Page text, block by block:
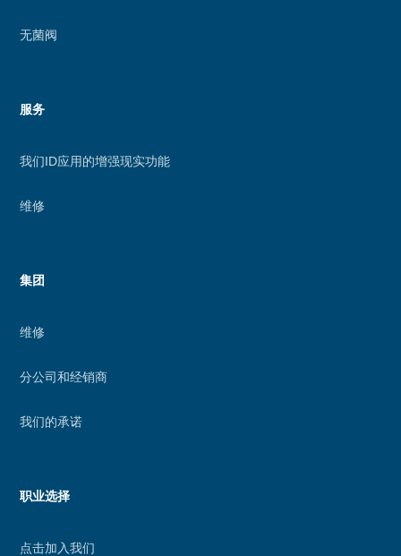
无菌阀
服务
我们ID应用的增强现实功能
维修
集团
维修
分公司和经销商
我们的承诺
职业选择
点击加入我们